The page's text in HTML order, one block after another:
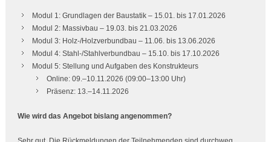
Modul 1: Grundlagen der Baustatik – 15.01. bis 17.01.2026
Modul 2: Massivbau – 19.03. bis 21.03.2026
Modul 3: Holz-/Holzverbundbau – 11.06. bis 13.06.2026
Modul 4: Stahl-/Stahlverbundbau – 15.10. bis 17.10.2026
Modul 5: Stellung und Aufgaben des Konstrukteurs
Online: 09.–10.11.2026 (09:00–13:00 Uhr)
Präsenz: 13.–14.11.2026
Wie wird das Angebot bislang angenommen?